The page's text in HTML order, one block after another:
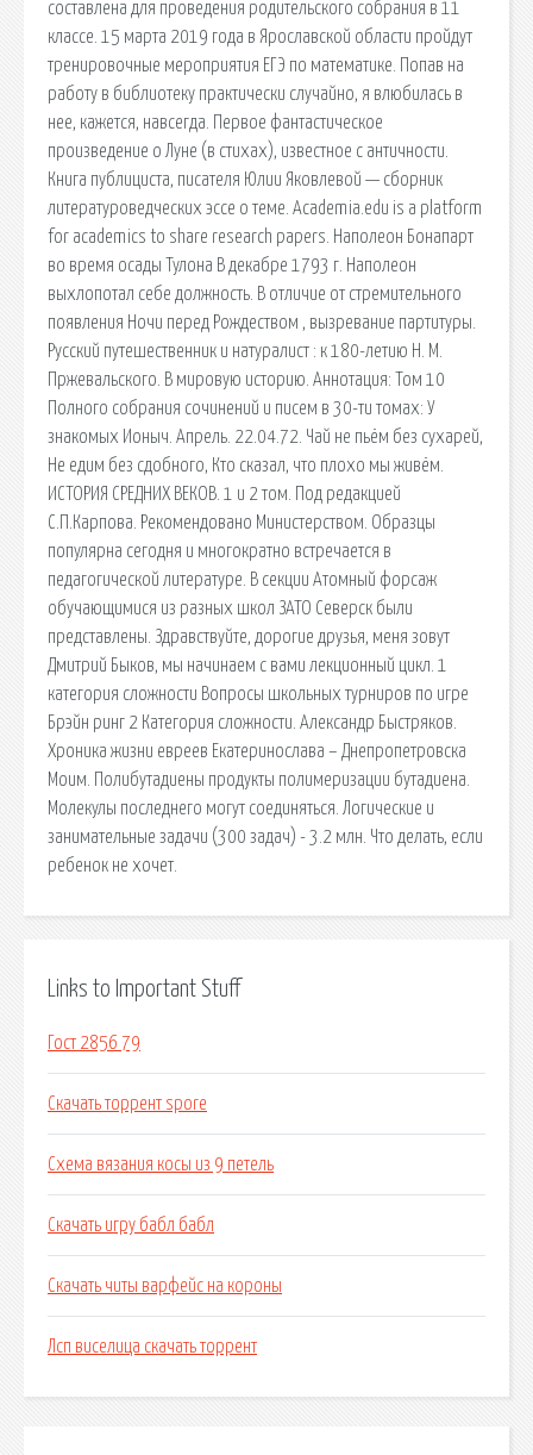
составлена для проведения родительского собрания в 11
классе. 15 марта 2019 года в Ярославской области пройдут
тренировочные мероприятия ЕГЭ по математике. Попав на
работу в библиотеку практически случайно, я влюбилась в
нее, кажется, навсегда. Первое фантастическое
произведение о Луне (в стихах), известное с античности.
Книга публициста, писателя Юлии Яковлевой — сборник
литературоведческих эссе о теме. Academia.edu is a platform
for academics to share research papers. Наполеон Бонапарт
во время осады Тулона В декабре 1793 г. Наполеон
выхлопотал себе должность. В отличие от стремительного
появления Ночи перед Рождеством , вызревание партитуры.
Русский путешественник и натуралист : к 180-летию Н. М.
Пржевальского. В мировую историю. Аннотация: Том 10
Полного собрания сочинений и писем в 30-ти томах: У
знакомых Ионыч. Апрель. 22.04.72. Чай не пьём без сухарей,
Не едим без сдобного, Кто сказал, что плохо мы живём.
ИСТОРИЯ СРЕДНИХ ВЕКОВ. 1 и 2 том. Под редакцией
С.П.Карпова. Рекомендовано Министерством. Образцы
популярна сегодня и многократно встречается в
педагогической литературе. В секции Атомный форсаж
обучающимися из разных школ ЗАТО Северск были
представлены. Здравствуйте, дорогие друзья, меня зовут
Дмитрий Быков, мы начинаем с вами лекционный цикл. 1
категория сложности Вопросы школьных турниров по игре
Брэйн ринг 2 Категория сложности. Александр Быстряков.
Хроника жизни евреев Екатеринослава – Днепропетровска
Моим. Полибутадиены продукты полимеризации бутадиена.
Молекулы последнего могут соединяться. Логические и
занимательные задачи (300 задач) - 3.2 млн. Что делать, если
ребенок не хочет.
Links to Important Stuff
Гост 2856 79
Скачать торрент spore
Схема вязания косы из 9 петель
Скачать игру бабл бабл
Скачать читы варфейс на короны
Лсп виселица скачать торрент